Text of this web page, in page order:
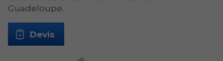
Guadeloupe.
Devis